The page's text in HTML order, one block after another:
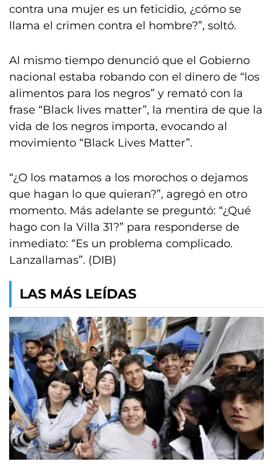
contra una mujer es un feticidio, ¿cómo se
llama el crimen contra el hombre?”, soltó.
Al mismo tiempo denunció que el Gobierno
nacional estaba robando con el dinero de “los
alimentos para los negros” y remató con la
frase “Black lives matter”, la mentira de que la
vida de los negros importa, evocando al
movimiento “Black Lives Matter”.
“¿O los matamos a los morochos o dejamos
que hagan lo que quieran?”, agregó en otro
momento. Más adelante se preguntó: “¿Qué
hago con la Villa 31?” para responderse de
inmediato: “Es un problema complicado.
Lanzallamas”. (DIB)
LAS MÁS LEÍDAS